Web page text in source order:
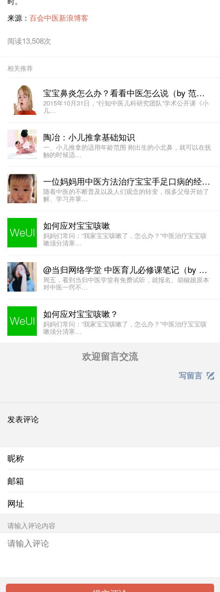
来源： 百会中医新浪博客
阅读13,508次
相关推荐
宝宝鼻炎怎么办？看看中医怎么说（by 范圣华）
2015年10月31日，“行知中医儿科研究团队”学术公开课《小
儿…
陶冶：小儿推拿基础知识
一、小儿推拿的适用年龄范围 刚出生的小北鼻，就可以在抚
触的时候适…
一位妈妈用中医方法治疗宝宝手足口病的经历 (by @我是金豆麻麻0_0 )
随着中医的不断普及以及人们观念的转变，很多父母开始了
解、学习并掌…
如何应对宝宝咳嗽
妈妈们常问：“我家宝宝咳嗽了，怎么办？”中医治疗宝宝咳
嗽须分清寒…
@当归网络学堂 中医育儿必修课笔记（by @胡椒娘 ）
周五，看到当归中医学堂有免费试听，就报名。胡椒娘原本
对中医一窍不…
如何应对宝宝咳嗽？
妈妈们常问：“我家宝宝咳嗽了，怎么办？”中医治疗宝宝咳
嗽须分清寒…
欢迎留言交流
写留言 
发表评论
昵称
邮箱
网址
请输入评论内容